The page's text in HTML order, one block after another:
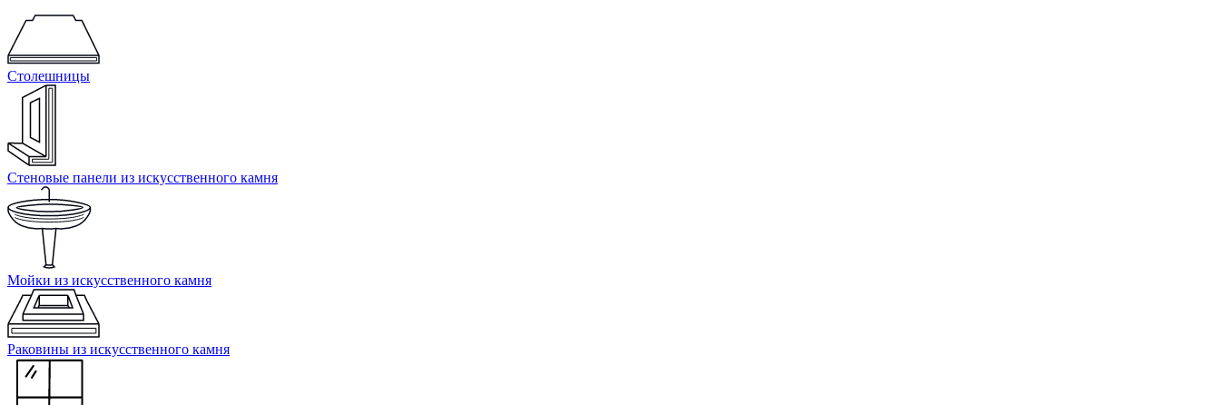
Столешницы
Стеновые панели из искусственного камня
Мойки из искусственного камня
Раковины из искусственного камня